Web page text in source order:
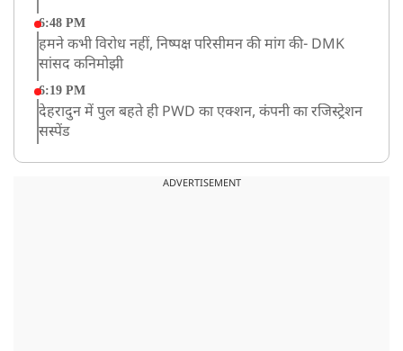
6:48 PM
हमने कभी विरोध नहीं, निष्पक्ष परिसीमन की मांग की- DMK
सांसद कनिमोझी
6:19 PM
देहरादुन में पुल बहते ही PWD का एक्शन, कंपनी का रजिस्ट्रेशन
सस्पेंड
खराब मौसम की चेतावनी के कारण अमरनाथ यात्रा स्थगित
ADVERTISEMENT